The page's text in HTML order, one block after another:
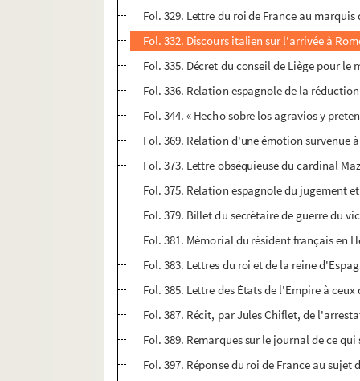
Fol. 329. Lettre du roi de France au
Fol. 332. Discours italien sur l'arrivée à
Fol. 335. Décret du conseil de Liège pour
Fol. 336. Relation espagnole de la
Fol. 344. « Hecho sobre los agravios y
Fol. 369. Relation d'une émotion survenue
Fol. 373. Lettre obséquieuse du cardinal
Fol. 375. Relation espagnole du jugement
Fol. 379. Billet du secrétaire de guerre du
Fol. 381. Mémorial du résident français en
Fol. 383. Lettres du roi et de la reine
Fol. 385. Lettre des États de l'Empire à
Fol. 387. Récit, par Jules Chiflet, de
Fol. 389. Remarques sur le journal de ce
Fol. 397. Réponse du roi de France au